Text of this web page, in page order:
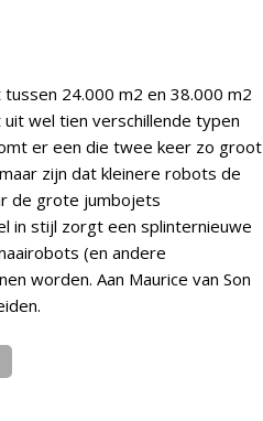
24.000 m2 en 38.000 m2
wel tien verschillende typen
er een die twee keer zo groot
zijn dat kleinere robots de
de grote jumbojets
in stijl zorgt een splinternieuwe
(en andere
worden. Aan Maurice van Son